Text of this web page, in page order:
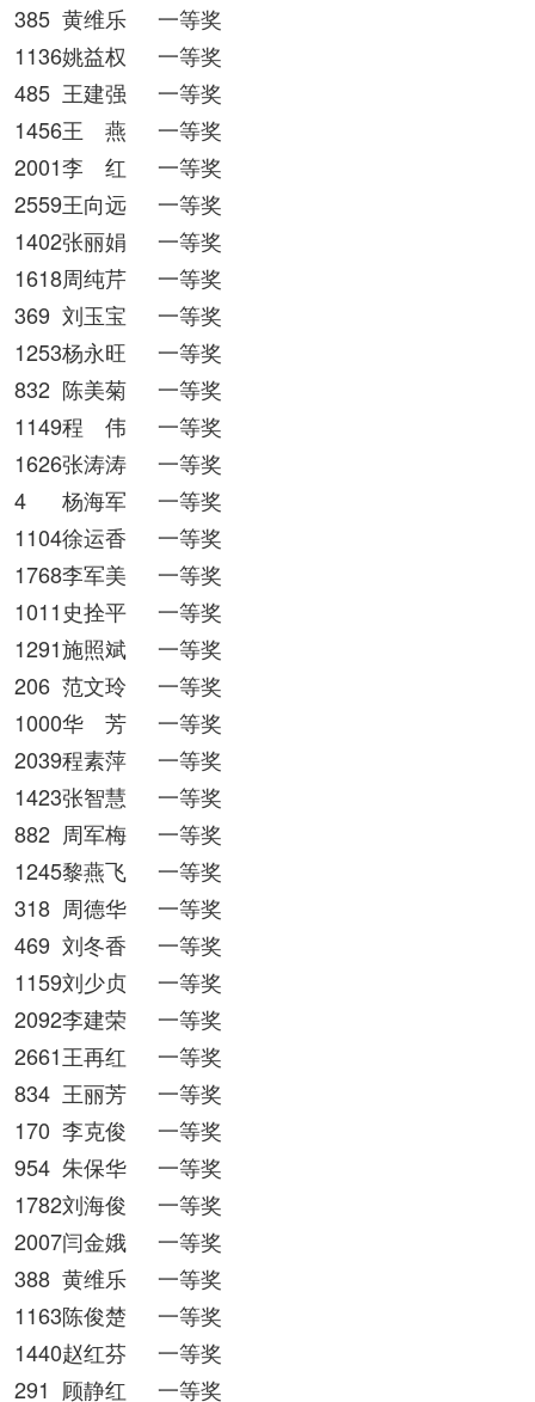
385 黄维乐
一等奖
1136姚益权
一等奖
485 王建强
一等奖
1456王 燕
一等奖
2001李 红
一等奖
2559王向远
一等奖
1402张丽娟
一等奖
1618周纯芹
一等奖
369 刘玉宝
一等奖
1253杨永旺
一等奖
832 陈美菊
一等奖
1149程 伟
一等奖
1626张涛涛
一等奖
4
杨海军
一等奖
1104徐运香
一等奖
1768李军美
一等奖
1011史拴平
一等奖
1291施照斌
一等奖
206 范文玲
一等奖
1000华 芳
一等奖
2039程素萍
一等奖
1423张智慧
一等奖
882 周军梅
一等奖
1245黎燕飞
一等奖
318 周德华
一等奖
469 刘冬香
一等奖
1159刘少贞
一等奖
2092李建荣
一等奖
2661王再红
一等奖
834 王丽芳
一等奖
170 李克俊
一等奖
954 朱保华
一等奖
1782刘海俊
一等奖
2007闫金娥
一等奖
388 黄维乐
一等奖
1163陈俊楚
一等奖
1440赵红芬
一等奖
291 顾静红
一等奖